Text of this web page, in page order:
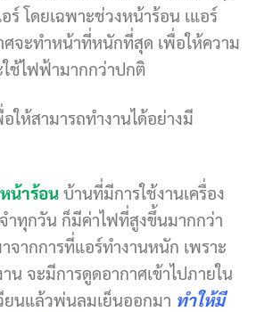
ร์ โดยเฉพาะช่วงหน้าร้อน เแอร์
ศจะทำหน้าที่หนักที่สุด เพื่อให้ความ
ช้ไฟฟ้ามากกว่าปกติ
ให้สามารถทำงานได้อย่างมี
น้าร้อน บ้านที่มีการใช้งานเครื่อง
ำทุกวัน ก็มีค่าไฟที่สูงขึ้นมากกว่า
ากการที่แอร์ทำงานหนัก เพราะ
น จะมีการดูดอากาศเข้าไปภายใน
ยนแล้วพ่นลมเย็นออกมา ทำให้มี